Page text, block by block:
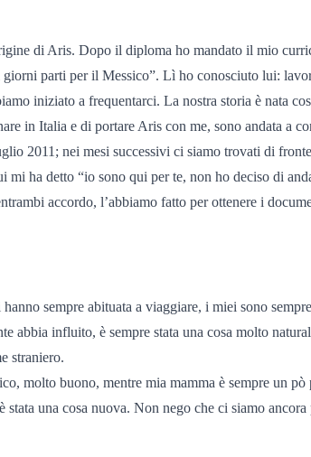
di Aris. Dopo il diploma ho mandato il mio
parti per il Messico”. Lì ho conosciuto lui:
iniziato a frequentarci. La nostra storia è nata
in Italia e di portare Aris con me, sono andata a
2011; nei mesi successivi ci siamo trovati di
ha detto “io sono qui per te, non ho deciso di
accordo, l’abbiamo fatto per ottenere i
sempre abituata a viaggiare, i miei sono
abbia influito, è sempre stata una cosa molto
straniero.
molto buono, mentre mia mamma è sempre un
una cosa nuova. Non nego che ci siamo